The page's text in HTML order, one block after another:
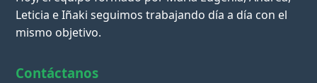
Leticia e Iñaki seguimos trabajando día a día con el
mismo objetivo.
Contáctanos